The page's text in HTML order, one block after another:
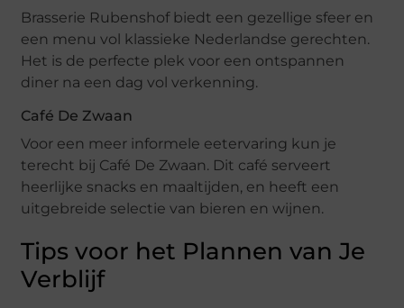
Brasserie Rubenshof biedt een gezellige sfeer en
een menu vol klassieke Nederlandse gerechten.
Het is de perfecte plek voor een ontspannen
diner na een dag vol verkenning.
Café De Zwaan
Voor een meer informele eetervaring kun je
terecht bij Café De Zwaan. Dit café serveert
heerlijke snacks en maaltijden, en heeft een
uitgebreide selectie van bieren en wijnen.
Tips voor het Plannen van Je
Verblijf